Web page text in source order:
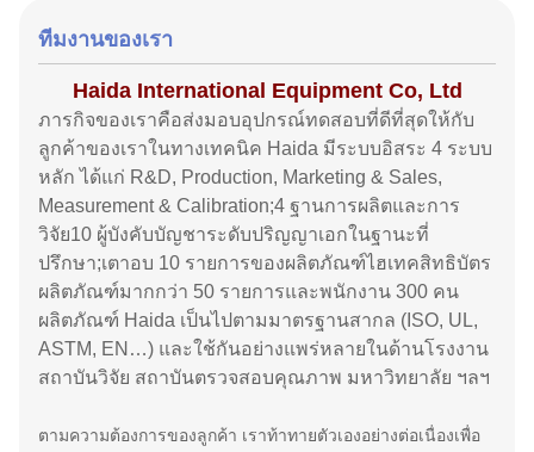
ทีมงานของเรา
Haida International Equipment Co, Ltd
ภารกิจของเราคือส่งมอบอุปกรณ์ทดสอบที่ดีที่สุดให้กับ
ลูกค้าของเราในทางเทคนิค Haida มีระบบอิสระ 4 ระบบ
หลัก ได้แก่ R&D, Production, Marketing & Sales,
Measurement & Calibration;4 ฐานการผลิตและการ
วิจัย10 ผู้บังคับบัญชาระดับปริญญาเอกในฐานะที่
ปรึกษา;เตาอบ 10 รายการของผลิตภัณฑ์ไฮเทคสิทธิบัตร
ผลิตภัณฑ์มากกว่า 50 รายการและพนักงาน 300 คน
ผลิตภัณฑ์ Haida เป็นไปตามมาตรฐานสากล (ISO, UL,
ASTM, EN…) และใช้กันอย่างแพร่หลายในด้านโรงงาน
สถาบันวิจัย สถาบันตรวจสอบคุณภาพ มหาวิทยาลัย ฯลฯ
ตามความต้องการของลูกค้า เราท้าทายตัวเองอย่างต่อเนื่องเพื่อ